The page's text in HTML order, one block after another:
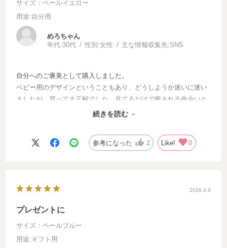
サイズ：ペールイエロー
用途:自分用
めろちゃん
年代:30代 性別:女性 主な情報収集先:SNS
自分へのご褒美として購入しました。
ベビー用のデザインということもあり、どうしようか迷いに迷い
ましたが、買って大正解でした。見てるだけで癒される色合いと
デザイン、ペンだけじゃなくて付箋も入れれてとても収まりが良
続きを読む
参考になった 2 Like! 0
2026.4.9
プレゼントに
サイズ：ペールブルー
用途:ギフト用